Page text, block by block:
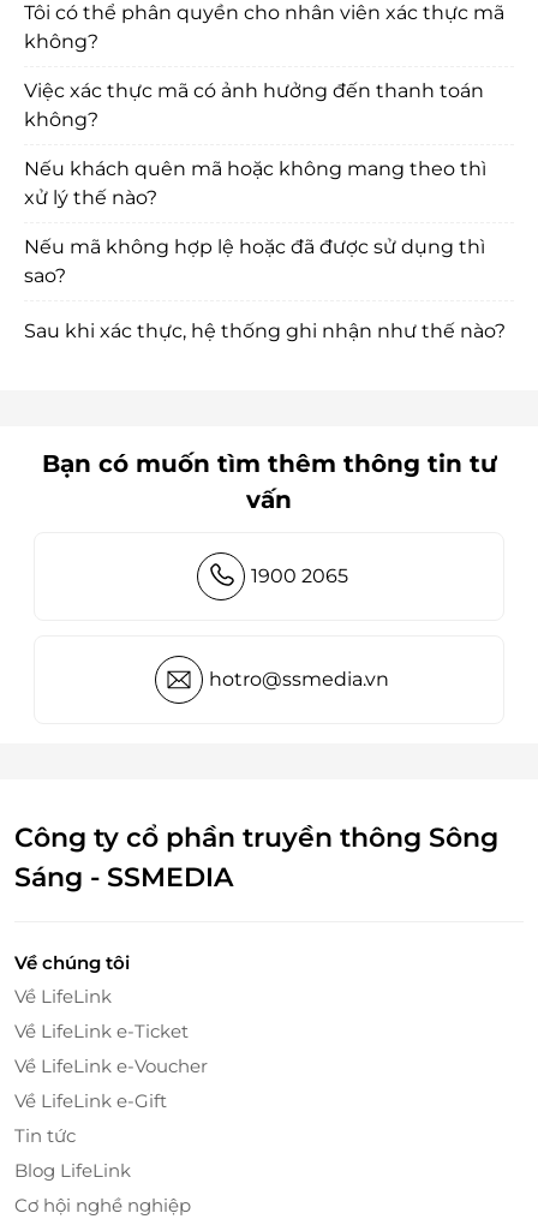
Tôi có thể phân quyền cho nhân viên xác thực mã
không?
Việc xác thực mã có ảnh hưởng đến thanh toán
không?
Nếu khách quên mã hoặc không mang theo thì
xử lý thế nào?
Nếu mã không hợp lệ hoặc đã được sử dụng thì
sao?
Sau khi xác thực, hệ thống ghi nhận như thế nào?
Bạn có muốn tìm thêm thông tin tư
vấn
1900 2065
hotro@ssmedia.vn
Công ty cổ phần truyền thông Sông
Sáng - SSMEDIA
Về chúng tôi
Về LifeLink
Về LifeLink e-Ticket
Về LifeLink e-Voucher
Về LifeLink e-Gift
Tin tức
Blog LifeLink
Cơ hội nghề nghiệp